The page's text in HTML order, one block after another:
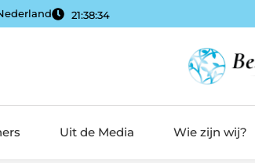
21:38:35
Uit de Media Wie zijn wij?